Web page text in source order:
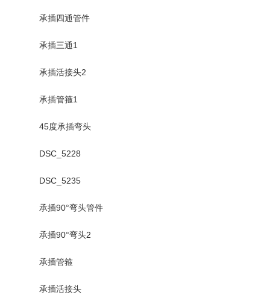
承插四通管件
承插三通1
承插活接头2
承插管箍1
45度承插弯头
DSC_5228
DSC_5235
承插90°弯头管件
承插90°弯头2
承插管箍
承插活接头